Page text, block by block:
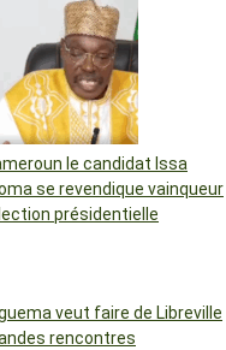
le candidat Issa
se revendique vainqueur
présidentielle
veut faire de Libreville
rencontres